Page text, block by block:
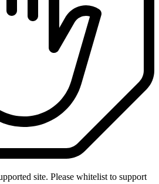
site. Please whitelist to support